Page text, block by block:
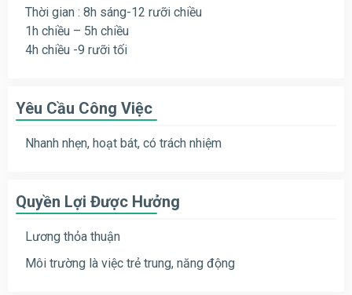
Thời gian : 8h sáng-12 rưỡi chiều
1h chiều – 5h chiều
4h chiều -9 rưỡi tối
Yêu Cầu Công Việc
Nhanh nhẹn, hoạt bát, có trách nhiệm
Quyền Lợi Được Hưởng
Lương thỏa thuận
Môi trường là việc trẻ trung, năng động